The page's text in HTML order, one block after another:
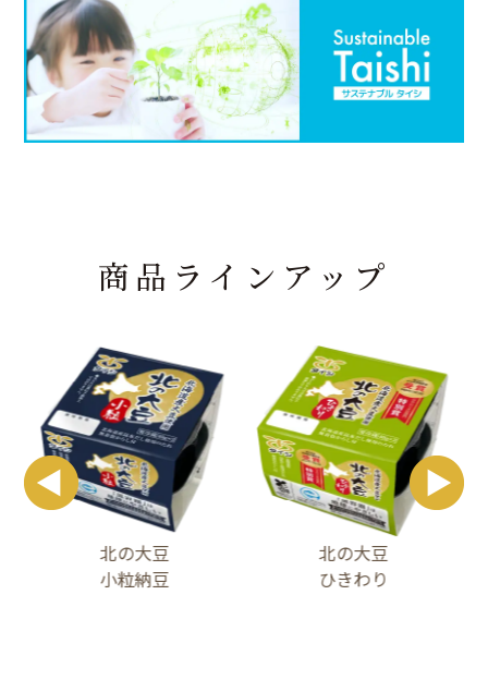
商品ラインアップ
北の大豆
小粒納豆
北の大豆
ひきわり